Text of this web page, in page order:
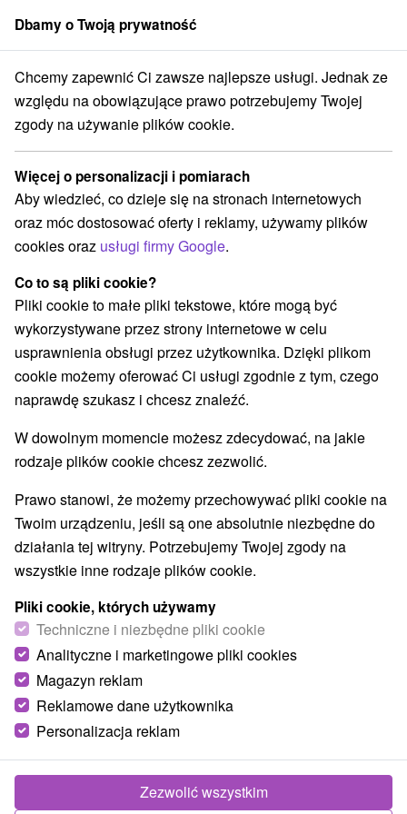
członek grupySorger
Trenčiansky kraj Trenčín KreaTivO, centrum kreatywnej edukacji
KreaTivO, centrum kreatywnej
edukacji
Wyświetl stronę internetową Przejdź do
+421 918 883 505
Facebook
Opinii Google
Gen. M. R. Štefánika 372/9
911 01 Trenčín
GPS:
N +48° 53' 32.51''
E +18° 3' 13.21''
Region turystyczny
Západné Slovensko, Stredné Považie, Považie, Strážovské
Dbamy o Twoją prywatność
Chcemy zapewnić Ci zawsze najlepsze usługi. Jednak ze
względu na obowiązujące prawo potrzebujemy Twojej
zgody na używanie plików cookie.
Więcej o personalizacji i pomiarach
Aby wiedzieć, co dzieje się na stronach internetowych
oraz móc dostosować oferty i reklamy, używamy plików
cookies oraz usługi firmy Google.
Co to są pliki cookie?
Pliki cookie to małe pliki tekstowe, które mogą być
wykorzystywane przez strony internetowe w celu
usprawnienia obsługi przez użytkownika. Dzięki plikom
cookie możemy oferować Ci usługi zgodnie z tym, czego
naprawdę szukasz i chcesz znaleźć.
W dowolnym momencie możesz zdecydować, na jakie
rodzaje plików cookie chcesz zezwolić.
Prawo stanowi, że możemy przechowywać pliki cookie na
Twoim urządzeniu, jeśli są one absolutnie niezbędne do
działania tej witryny. Potrzebujemy Twojej zgody na
wszystkie inne rodzaje plików cookie.
Pliki cookie, których używamy
Techniczne i niezbędne pliki cookie
Analityczne i marketingowe pliki cookies
Magazyn reklam
Reklamowe dane użytkownika
Personalizacja reklam
Zezwolić wszystkim